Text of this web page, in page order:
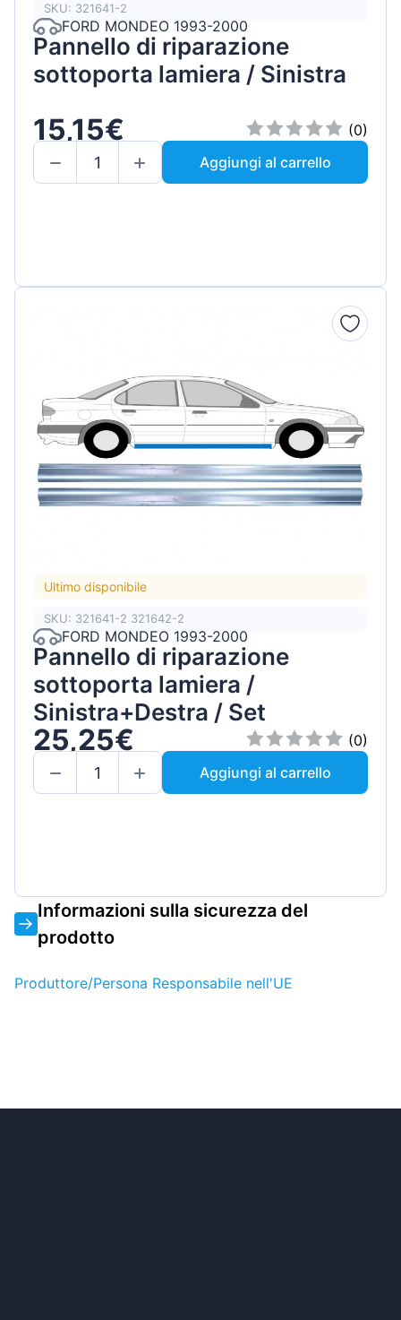
SKU: 321641-2
FORD MONDEO 1993-2000
Pannello di riparazione
sottoporta lamiera / Sinistra
15,15€
(0)
Aggiungi al carrello
Ultimo disponibile
SKU: 321641-2 321642-2
FORD MONDEO 1993-2000
Pannello di riparazione
sottoporta lamiera /
Sinistra+Destra / Set
25,25€
(0)
Aggiungi al carrello
Informazioni sulla sicurezza del
prodotto
Produttore/Persona Responsabile nell'UE